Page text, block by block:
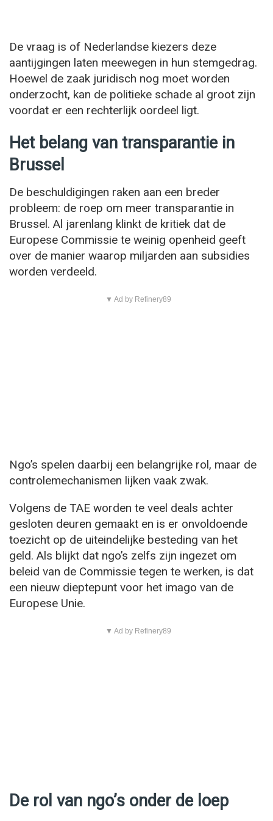
De vraag is of Nederlandse kiezers deze
aantijgingen laten meewegen in hun stemgedrag.
Hoewel de zaak juridisch nog moet worden
onderzocht, kan de politieke schade al groot zijn
voordat er een rechterlijk oordeel ligt.
Het belang van transparantie in
Brussel
De beschuldigingen raken aan een breder
probleem: de roep om meer transparantie in
Brussel. Al jarenlang klinkt de kritiek dat de
Europese Commissie te weinig openheid geeft
over de manier waarop miljarden aan subsidies
worden verdeeld.
▼ Ad by Refinery89
Ngo’s spelen daarbij een belangrijke rol, maar de
controlemechanismen lijken vaak zwak.
Volgens de TAE worden te veel deals achter
gesloten deuren gemaakt en is er onvoldoende
toezicht op de uiteindelijke besteding van het
geld. Als blijkt dat ngo’s zelfs zijn ingezet om
beleid van de Commissie tegen te werken, is dat
een nieuw dieptepunt voor het imago van de
Europese Unie.
▼ Ad by Refinery89
De rol van ngo’s onder de loep